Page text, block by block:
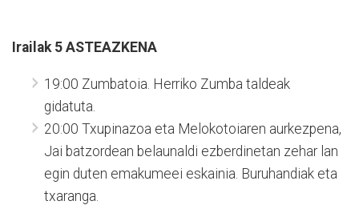
Irailak 5 ASTEAZKENA
19:00 Zumbatoia. Herriko Zumba taldeak
gidatuta.
20:00 Txupinazoa eta Melokotoiaren aurkezpena,
Jai batzordean belaunaldi ezberdinetan zehar lan
egin duten emakumeei eskainia. Buruhandiak eta
txaranga.